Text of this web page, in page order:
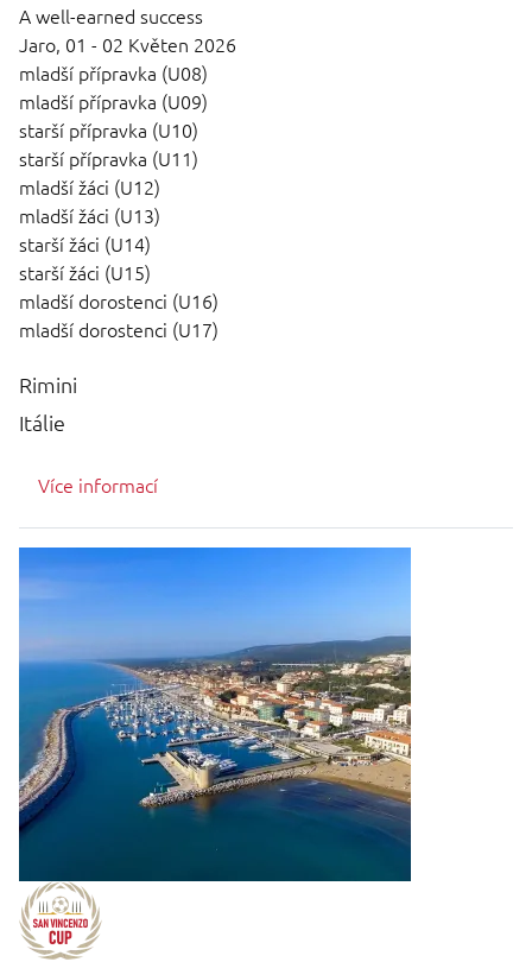
A well-earned success
Jaro, 01 - 02 Květen 2026
mladší přípravka (U08)
mladší přípravka (U09)
starší přípravka (U10)
starší přípravka (U11)
mladší žáci (U12)
mladší žáci (U13)
starší žáci (U14)
starší žáci (U15)
mladší dorostenci (U16)
mladší dorostenci (U17)
Rimini
Itálie
Více informací